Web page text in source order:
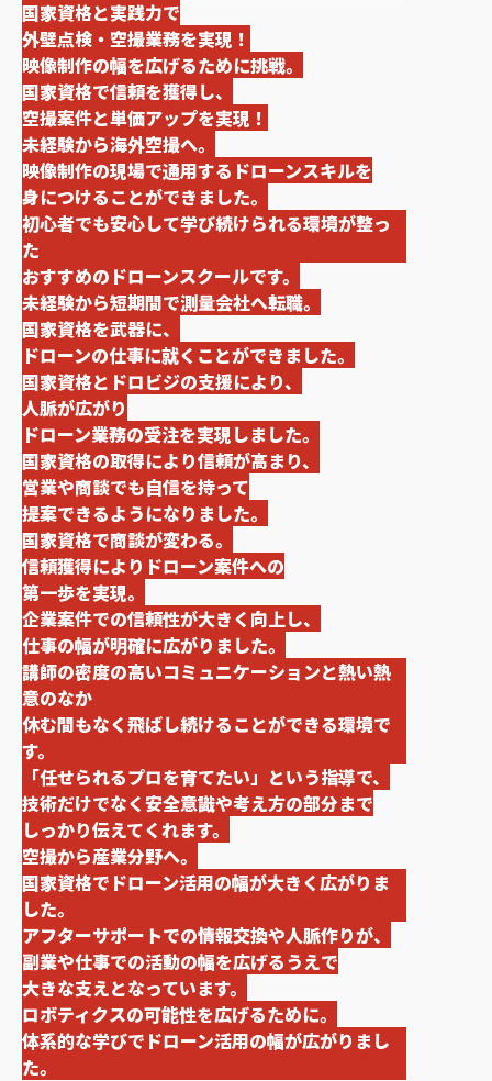
国家資格と実践力で
外壁点検・空撮業務を実現！
映像制作の幅を広げるために挑戦。
国家資格で信頼を獲得し、
空撮案件と単価アップを実現！
未経験から海外空撮へ。
映像制作の現場で通用するドローンスキルを
身につけることができました。
初心者でも安心して学び続けられる環境が整っ
た
おすすめのドローンスクールです。
未経験から短期間で測量会社へ転職。
国家資格を武器に、
ドローンの仕事に就くことができました。
国家資格とドロビジの支援により、
人脈が広がり
ドローン業務の受注を実現しました。
国家資格の取得により信頼が高まり、
営業や商談でも自信を持って
提案できるようになりました。
国家資格で商談が変わる。
信頼獲得によりドローン案件への
第一歩を実現。
企業案件での信頼性が大きく向上し、
仕事の幅が明確に広がりました。
講師の密度の高いコミュニケーションと熱い熱
意のなか
休む間もなく飛ばし続けることができる環境で
す。
「任せられるプロを育てたい」という指導で、
技術だけでなく安全意識や考え方の部分まで
しっかり伝えてくれます。
空撮から産業分野へ。
国家資格でドローン活用の幅が大きく広がりま
した。
アフターサポートでの情報交換や人脈作りが、
副業や仕事での活動の幅を広げるうえで
大きな支えとなっています。
ロボティクスの可能性を広げるために。
体系的な学びでドローン活用の幅が広がりまし
た。